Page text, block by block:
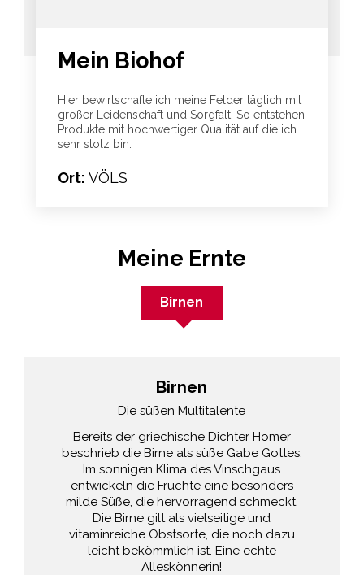
Mein Biohof
Hier bewirtschafte ich meine Felder täglich mit
großer Leidenschaft und Sorgfalt. So entstehen
Produkte mit hochwertiger Qualität auf die ich
sehr stolz bin.
Ort: VÖLS
Meine Ernte
Birnen
Die süßen Multitalente
Bereits der griechische Dichter Homer
beschrieb die Birne als süße Gabe Gottes.
Im sonnigen Klima des Vinschgaus
entwickeln die Früchte eine besonders
milde Süße, die hervorragend schmeckt.
Die Birne gilt als vielseitige und
vitaminreiche Obstsorte, die noch dazu
leicht bekömmlich ist. Eine echte
Alleskönnerin!
Birnen